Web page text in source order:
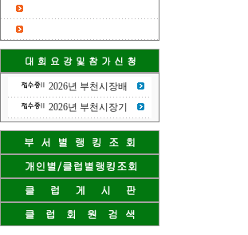
2026년 부천시장배
2026년 부천시장기